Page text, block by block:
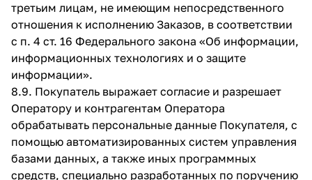
третьим лицам, не имеющим непосредственного
отношения к исполнению Заказов, в соответствии
с п. 4 ст. 16 Федерального закона «Об информации,
информационных технологиях и о защите
информации».
8.9. Покупатель выражает согласие и разрешает
Оператору и контрагентам Оператора
обрабатывать персональные данные Покупателя, с
помощью автоматизированных систем управления
базами данных, а также иных программных
средств, специально разработанных по поручению